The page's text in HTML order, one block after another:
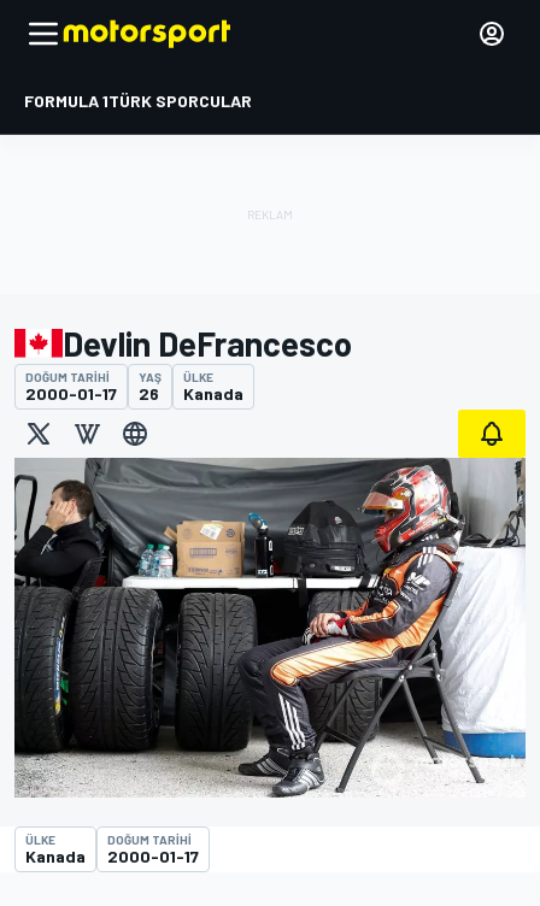
FORMULA 1TÜRK SPORCULAR
Devlin DeFrancesco
DOĞUM TARIHI
2000-01-17
YAŞ
26
ÜLKE
Kanada
ÜLKE
Kanada
DOĞUM TARIHI
2000-01-17